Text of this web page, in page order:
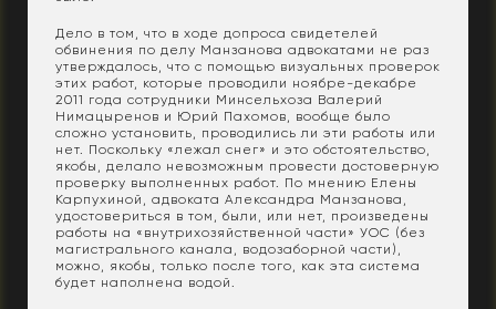
Дело в том, что в ходе допроса свидетелей
обвинения по делу Манзанова адвокатами не раз
утверждалось, что с помощью визуальных проверок
этих работ, которые проводили ноябре-декабре
2011 года сотрудники Минсельхоза Валерий
Нимацыренов и Юрий Пахомов, вообще было
сложно установить, проводились ли эти работы или
нет. Поскольку «лежал снег» и это обстоятельство,
якобы, делало невозможным провести достоверную
проверку выполненных работ. По мнению Елены
Карпухиной, адвоката Александра Манзанова,
удостовериться в том, были, или нет, произведены
работы на «внутрихозяйственной части» УОС (без
магистрального канала, водозаборной части),
можно, якобы, только после того, как эта система
будет наполнена водой.